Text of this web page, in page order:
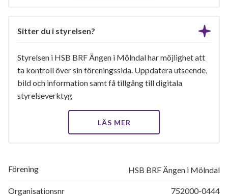
Sitter du i styrelsen?
Styrelsen i HSB BRF Ängen i Mölndal har möjlighet att
ta kontroll över sin föreningssida. Uppdatera utseende,
bild och information samt få tillgång till digitala
styrelseverktyg
LÄS MER
Förening HSB BRF Ängen i Mölndal
Organisationsnr 752000-0444